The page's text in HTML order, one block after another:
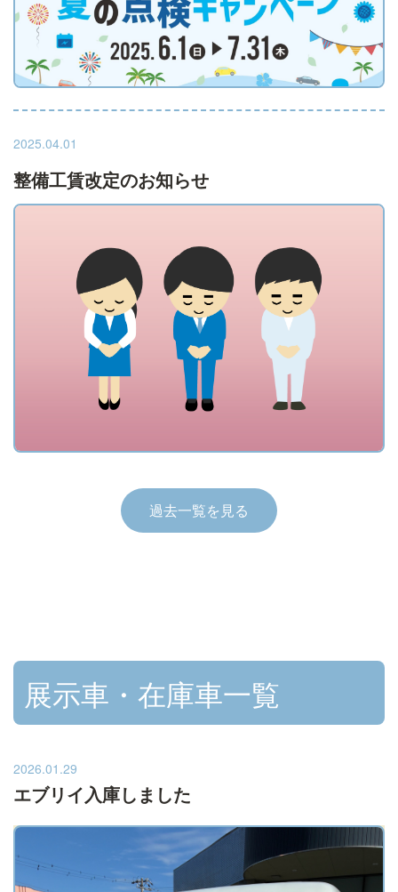
2025.04.01
整備工賃改定のお知らせ
過去一覧を見る
展示車・在庫車一覧
2026.01.29
エブリイ入庫しました